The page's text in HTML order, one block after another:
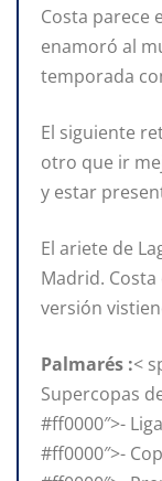
Costa parece
enamoró al
temporada
El siguiente
otro que ir
y estar
El ariete de
Madrid.
versión
Palmarés :<
Supercopas
#ff0000″>-
#ff0000″>-